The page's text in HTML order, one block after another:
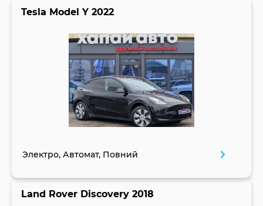
Tesla Model Y 2022
Электро, Автомат, Повний
Land Rover Discovery 2018